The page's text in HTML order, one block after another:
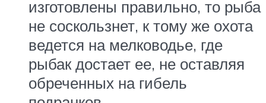
изготовлены правильно, то рыба
не соскользнет, к тому же охота
ведется на мелководье, где
рыбак достает ее, не оставляя
обреченных на гибель